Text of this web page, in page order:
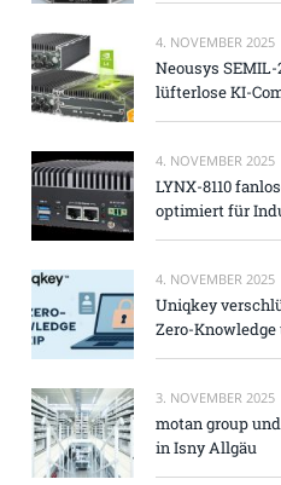
4. NOVEMBER 2025
Neousys
lüfterlose KI-
4. NOVEMBER 2025
LYNX-8110
optimiert für
4. NOVEMBER 2025
Uniqkey
Zero-
3. NOVEMBER 2025
motan group
in Isny Allgäu